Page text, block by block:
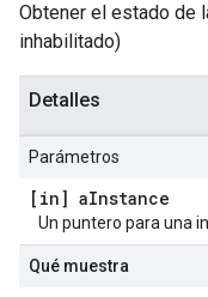
Obtener el estado de
inhabilitado)
Detalles
Parámetros
[in] aInstance
Un puntero para una
Qué muestra